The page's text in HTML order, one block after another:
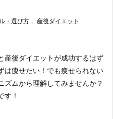
・選び方 , 産後ダイエット
産後ダイエットが成功するはず
は痩せたい！でも痩せられない
ズムから理解してみませんか？
す！